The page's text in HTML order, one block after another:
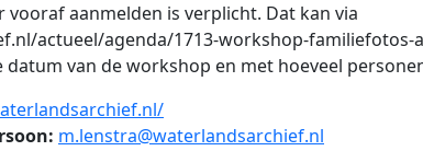
vooraf aanmelden is verplicht. Dat kan via
actueel/agenda/1713-workshop-familiefotos-
datum van de workshop en met hoeveel
m.lenstra@waterlandsarchief.nl